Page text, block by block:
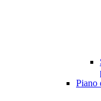
Piano